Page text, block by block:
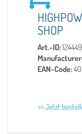
SHOP
Art.-ID:124449
EAN-Code:
>> Jetzt